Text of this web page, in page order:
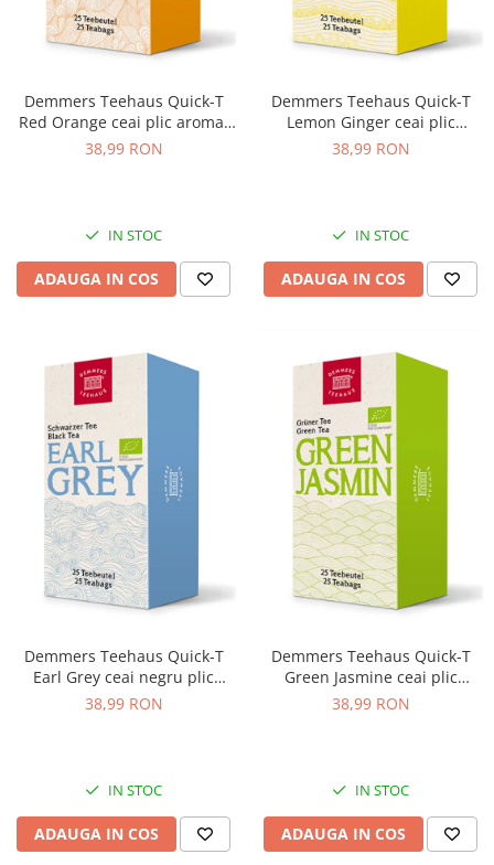
Demmers Teehaus Quick-T
Red Orange ceai plic aromat
bio 25buc
38,99 RON
IN STOC
ADAUGA IN COS
Demmers Teehaus Quick-T
Lemon Ginger ceai plic
aromat bio 25buc
38,99 RON
IN STOC
ADAUGA IN COS
Demmers Teehaus Quick-T
Earl Grey ceai negru plic
aromat bio 25buc
38,99 RON
IN STOC
ADAUGA IN COS
Demmers Teehaus Quick-T
Green Jasmine ceai plic
aromat bio 25buc
38,99 RON
IN STOC
ADAUGA IN COS